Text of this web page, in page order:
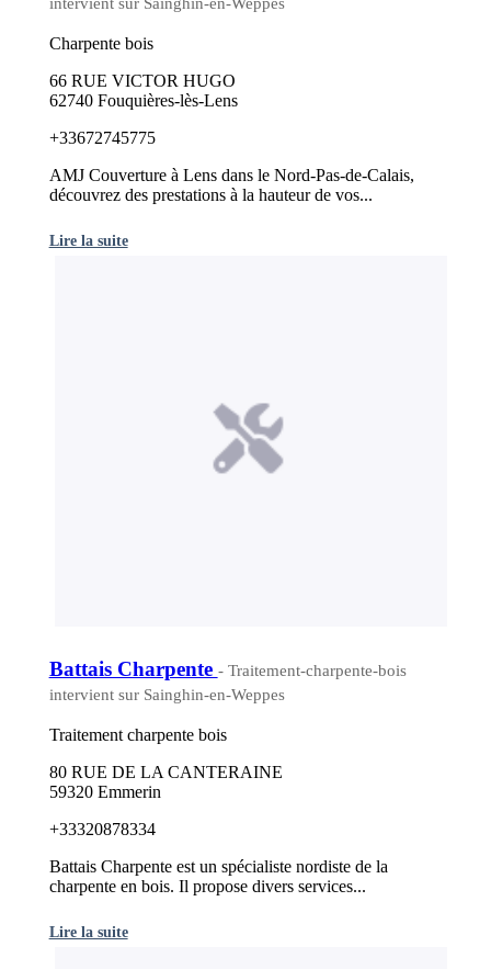
Charpente bois
66 RUE VICTOR HUGO
62740 Fouquières-lès-Lens
+33672745775
AMJ Couverture à Lens dans le Nord-Pas-de-Calais,
découvrez des prestations à la hauteur de vos...
Lire la suite
Battais Charpente - Traitement-charpente-bois
intervient sur Sainghin-en-Weppes
Traitement charpente bois
80 RUE DE LA CANTERAINE
59320 Emmerin
+33320878334
Battais Charpente est un spécialiste nordiste de la
charpente en bois. Il propose divers services...
Lire la suite